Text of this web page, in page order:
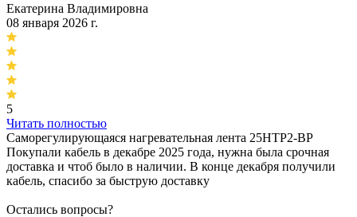
Екатерина Владимировна
08 января 2026 г.
5
Читать полностью
Саморегулирующаяся нагревательная лента 25НТР2-ВР
Покупали кабель в декабре 2025 года, нужна была срочная
доставка и чтоб было в наличии. В конце декабря получили
кабель, спасибо за быструю доставку
Остались вопросы?